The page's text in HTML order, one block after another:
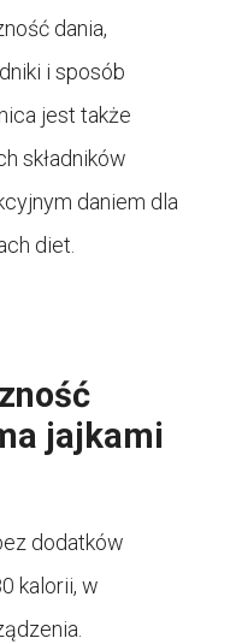
dania,
i sposób
jest także
składników
daniem dla
diet.
jajkami
dodatków
kalorii, w